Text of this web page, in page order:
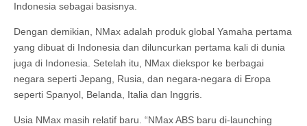
Indonesia sebagai basisnya.
Dengan demikian, NMax adalah produk global Yamaha pertama
yang dibuat di Indonesia dan diluncurkan pertama kali di dunia
juga di Indonesia. Setelah itu, NMax diekspor ke berbagai
negara seperti Jepang, Rusia, dan negara-negara di Eropa
seperti Spanyol, Belanda, Italia dan Inggris.
Usia NMax masih relatif baru. “NMax ABS baru di-launching